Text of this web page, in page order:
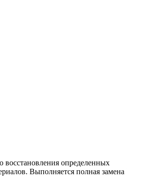
восстановления определенных
Выполняется полная замена